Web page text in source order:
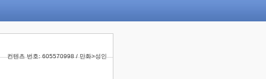
컨텐츠 번호: 605570998 / 만화>성인